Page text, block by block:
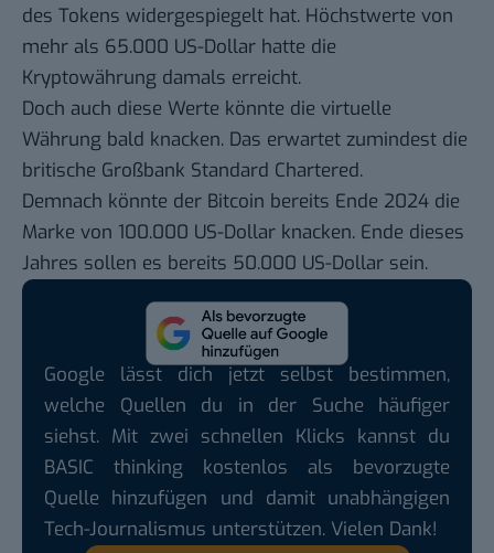
des Tokens widergespiegelt hat. Höchstwerte von
mehr als 65.000 US-Dollar hatte die
Kryptowährung damals erreicht.
Doch auch diese Werte könnte die virtuelle
Währung bald knacken. Das erwartet zumindest die
britische Großbank Standard Chartered.
Demnach könnte der Bitcoin bereits Ende 2024 die
Marke von 100.000 US-Dollar knacken. Ende dieses
Jahres sollen es bereits 50.000 US-Dollar sein.
Google lässt dich jetzt selbst bestimmen,
welche Quellen du in der Suche häufiger
siehst. Mit zwei schnellen Klicks kannst du
BASIC thinking kostenlos als bevorzugte
Quelle hinzufügen und damit unabhängigen
Tech-Journalismus unterstützen. Vielen Dank!